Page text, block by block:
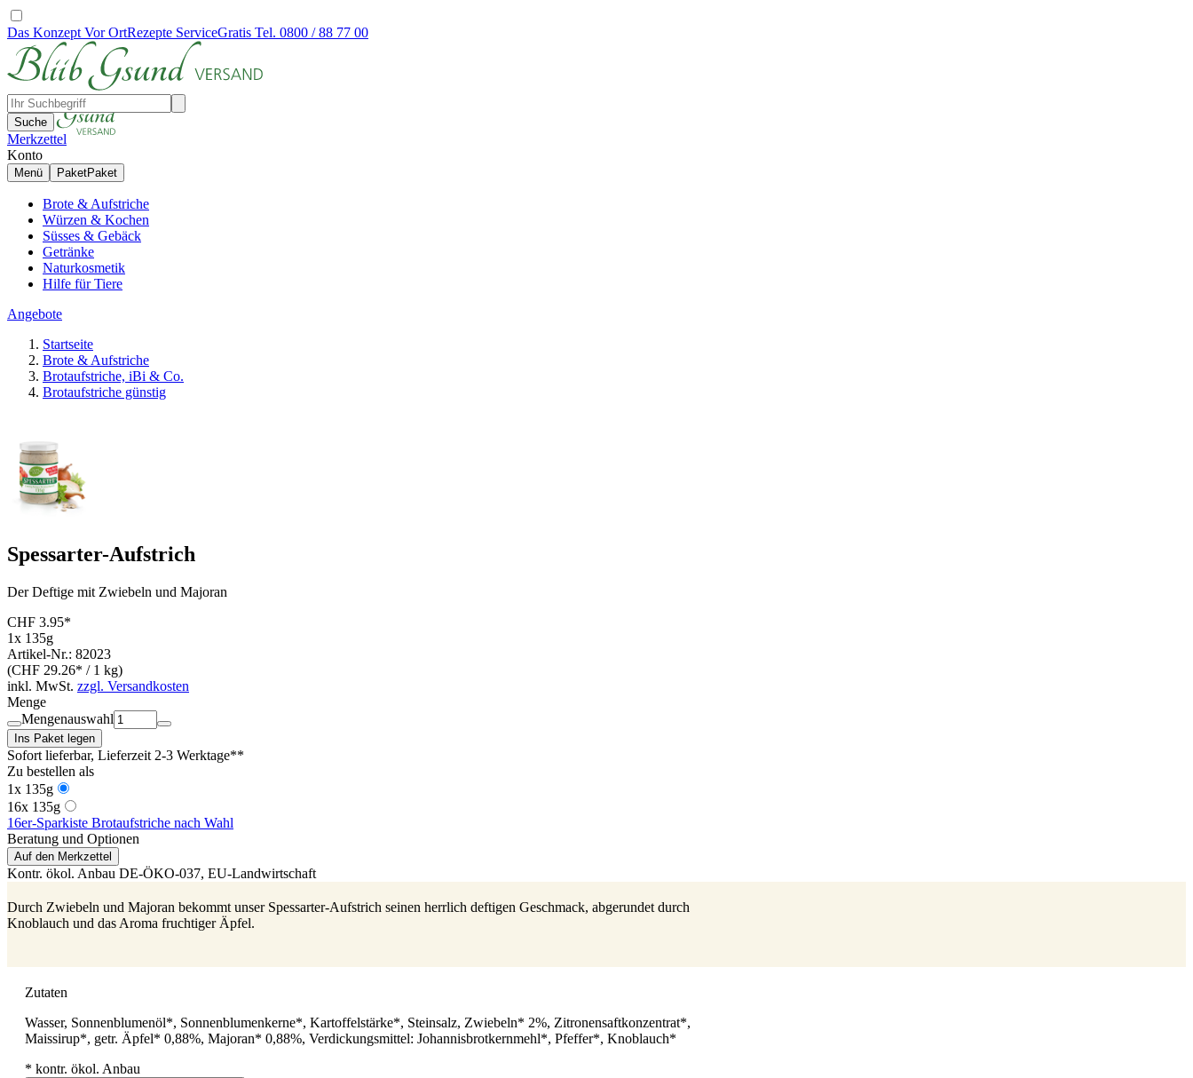
Das Konzept Vor OrtRezepte ServiceGratis Tel. 0800 / 88 77 00
Suche
Merkzettel
Konto
Menü PaketPaket
Brote & Aufstriche
Würzen & Kochen
Süsses & Gebäck
Getränke
Naturkosmetik
Hilfe für Tiere
Angebote
Startseite
Brote & Aufstriche
Brotaufstriche, iBi & Co.
Brotaufstriche günstig
Spessarter-Aufstrich
Der Deftige mit Zwiebeln und Majoran
CHF 3.95*
1x 135g
Artikel-Nr.: 82023
(CHF 29.26* / 1 kg)
inkl. MwSt. zzgl. Versandkosten
Menge
Mengenauswahl
Ins Paket legen
Sofort lieferbar, Lieferzeit 2-3 Werktage**
Zu bestellen als
1x 135g
16x 135g
16er-Sparkiste Brotaufstriche nach Wahl
Beratung und Optionen
Auf den Merkzettel
Kontr. ökol. Anbau DE-ÖKO-037, EU-Landwirtschaft
Durch Zwiebeln und Majoran bekommt unser Spessarter-Aufstrich seinen herrlich deftigen Geschmack, abgerundet durch
Knoblauch und das Aroma fruchtiger Äpfel.
Zutaten
Wasser, Sonnenblumenöl*, Sonnenblumenkerne*, Kartoffelstärke*, Steinsalz, Zwiebeln* 2%, Zitronensaftkonzentrat*,
Maissirup*, getr. Äpfel* 0,88%, Majoran* 0,88%, Verdickungsmittel: Johannisbrotkernmehl*, Pfeffer*, Knoblauch*
* kontr. ökol. Anbau